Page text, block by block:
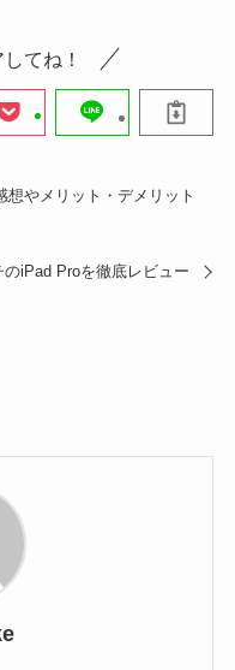
てね！
やメリット・デメリット
iPad Proを徹底レビュー